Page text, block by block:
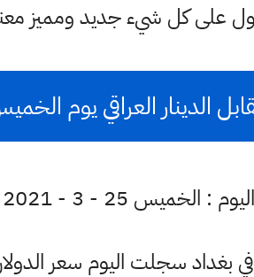
على كل شيء جديد ومميز
العراقي يوم الخميس 25 اذار للعام
اليوم : الخميس 25 - 3 - 2021